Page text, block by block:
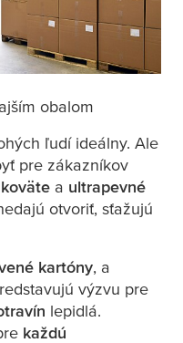
obalom
ľudí ideálny. Ale
pre zákazníkov
a ultrapevné
otvoriť, sťažujú
kartóny, a
výzvu pre
lepidlá.
každú